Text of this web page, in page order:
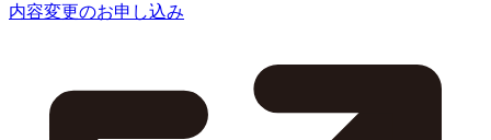
内容変更のお申し込み